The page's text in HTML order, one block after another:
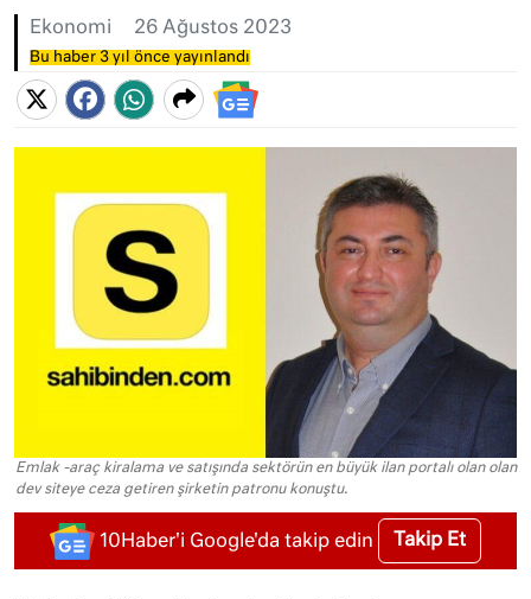
Ekonomi 26 Ağustos 2023
Bu haber 3 yıl önce yayınlandı
Emlak -araç kiralama ve satışında sektörün en büyük ilan portalı olan olan
dev siteye ceza getiren şirketin patronu konuştu.
10Haber'i Google'da takip edin Takip Et